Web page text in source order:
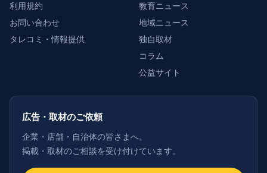
利用規約
お問い合わせ
タレコミ・情報提供
教育ニュース
地域ニュース
独自取材
コラム
公益サイト
広告・取材のご依頼
企業・店舗・自治体の皆さまへ。
掲載・取材のご相談を受け付けています。